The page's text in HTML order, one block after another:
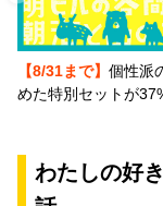
【8/31まで】 個性派
めた特別セットが
わたしの好